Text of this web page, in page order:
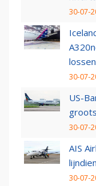
30-07-
lossen
30-07-
US-
30-07-
AIS
30-07-